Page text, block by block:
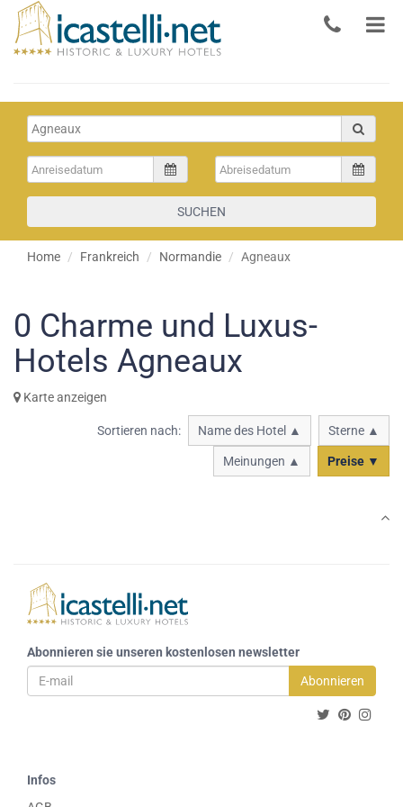
SUCHEN
Home Frankreich Normandie Agneaux
0 Charme und Luxus-
Hotels Agneaux
Karte anzeigen
Sortieren nach: Name des Hotel ▲ Sterne ▲
Meinungen ▲ Preise ▼
Abonnieren sie unseren kostenlosen newsletter
Abonnieren
Infos